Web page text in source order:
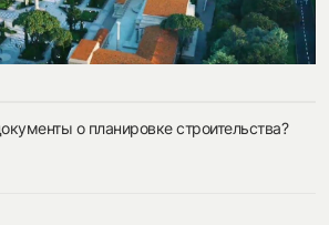
о планировке строительства?